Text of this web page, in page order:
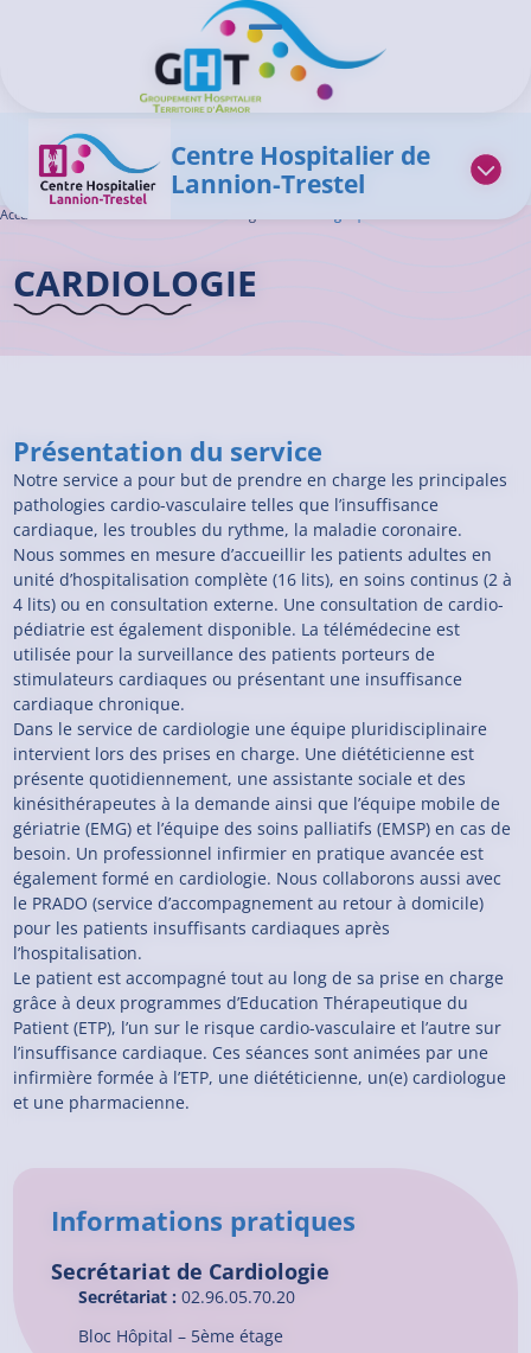
Ouvrir/Fermer le menu
Centre Hospitalier de
Lannion-Trestel
Accueil GHT
CARDIOLOGIE
Présentation du service
Notre service a pour but de prendre en charge les principales
pathologies cardio-vasculaire telles que l’insuffisance
cardiaque, les troubles du rythme, la maladie coronaire.
Nous sommes en mesure d’accueillir les patients adultes en
unité d’hospitalisation complète (16 lits), en soins continus (2 à
4 lits) ou en consultation externe. Une consultation de cardio-
pédiatrie est également disponible. La télémédecine est
utilisée pour la surveillance des patients porteurs de
stimulateurs cardiaques ou présentant une insuffisance
cardiaque chronique.
Dans le service de cardiologie une équipe pluridisciplinaire
intervient lors des prises en charge. Une diététicienne est
présente quotidiennement, une assistante sociale et des
kinésithérapeutes à la demande ainsi que l’équipe mobile de
gériatrie (EMG) et l’équipe des soins palliatifs (EMSP) en cas de
besoin. Un professionnel infirmier en pratique avancée est
également formé en cardiologie. Nous collaborons aussi avec
le PRADO (service d’accompagnement au retour à domicile)
pour les patients insuffisants cardiaques après
l’hospitalisation.
Le patient est accompagné tout au long de sa prise en charge
grâce à deux programmes d’Education Thérapeutique du
Patient (ETP), l’un sur le risque cardio-vasculaire et l’autre sur
l’insuffisance cardiaque. Ces séances sont animées par une
infirmière formée à l’ETP, une diététicienne, un(e) cardiologue
et une pharmacienne.
Informations pratiques
Secrétariat de Cardiologie
Secrétariat : 02.96.05.70.20
Bloc Hôpital – 5ème étage
Panneau de gestion des cookies